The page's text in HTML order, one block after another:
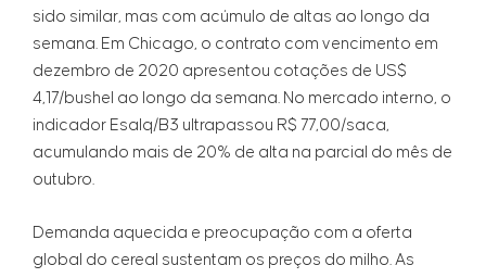
sido similar, mas com acúmulo de altas ao longo da
semana. Em Chicago, o contrato com vencimento em
dezembro de 2020 apresentou cotações de US$
4,17/bushel ao longo da semana. No mercado interno, o
indicador Esalq/B3 ultrapassou R$ 77,00/saca,
acumulando mais de 20% de alta na parcial do mês de
outubro.
Demanda aquecida e preocupação com a oferta
global do cereal sustentam os preços do milho. As